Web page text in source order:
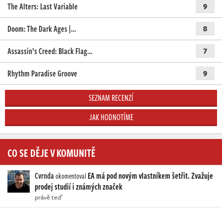
The Alters: Last Variable 9
Doom: The Dark Ages |… 8
Assassin’s Creed: Black Flag… 7
Rhythm Paradise Groove 9
SEZNAM RECENZÍ
JAK HODNOTÍME
CO SE DĚJE V KOMUNITĚ
Cvrndaokomentoval EA má pod novým vlastníkem šetřit. Zvažuje
prodej studií i známých značek
právě teď